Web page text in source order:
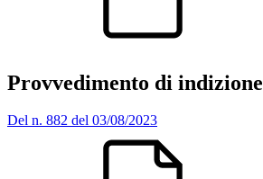
Provvedimento di indizione
Del n. 882 del 03/08/2023